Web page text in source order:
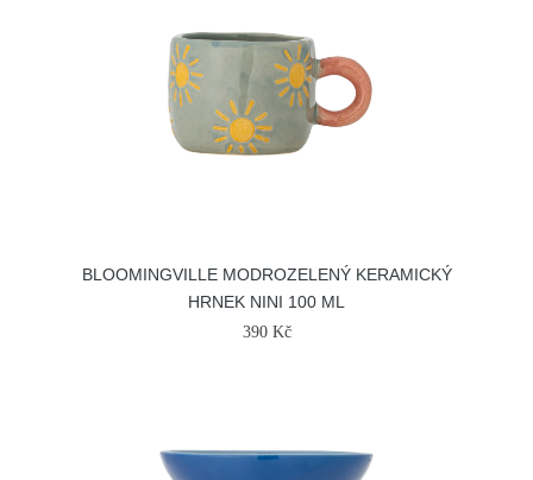
BLOOMINGVILLE MODROZELENÝ KERAMICKÝ
HRNEK NINI 100 ML
390 Kč